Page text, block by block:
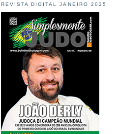
REVISTA DIGITAL JANEIRO 2025